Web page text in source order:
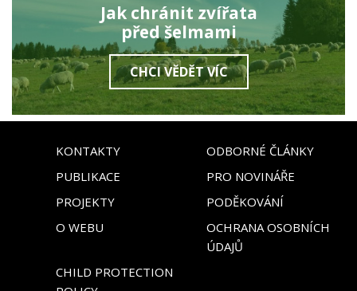
Jak chránit zvířata
před šelmami
CHCI VĚDĚT VÍC
KONTAKTY
ODBORNÉ ČLÁNKY
PUBLIKACE
PRO NOVINÁŘE
PROJEKTY
PODĚKOVÁNÍ
O WEBU
OCHRANA OSOBNÍCH
ÚDAJŮ
CHILD PROTECTION